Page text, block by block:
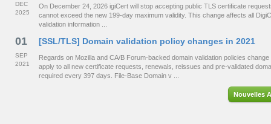
DEC
2025
On December 24, 2026 igiCert will stop accepting public TLS certificate
cannot exceed the new 199-day maximum validity. This change affects all
validation information ...
01
SEP
2021
[SSL/TLS] Domain validation policy changes in 2021
Regards on Mozilla and CA/B Forum-backed domain validation policies
apply to all new certificate requests, renewals, reissues and pre-validated
required every 397 days. File-Base Domain v ...
Nouvelles